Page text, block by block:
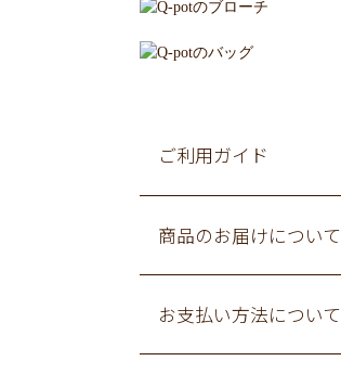
ご利用ガイド
商品のお届けについて
お支払い方法について